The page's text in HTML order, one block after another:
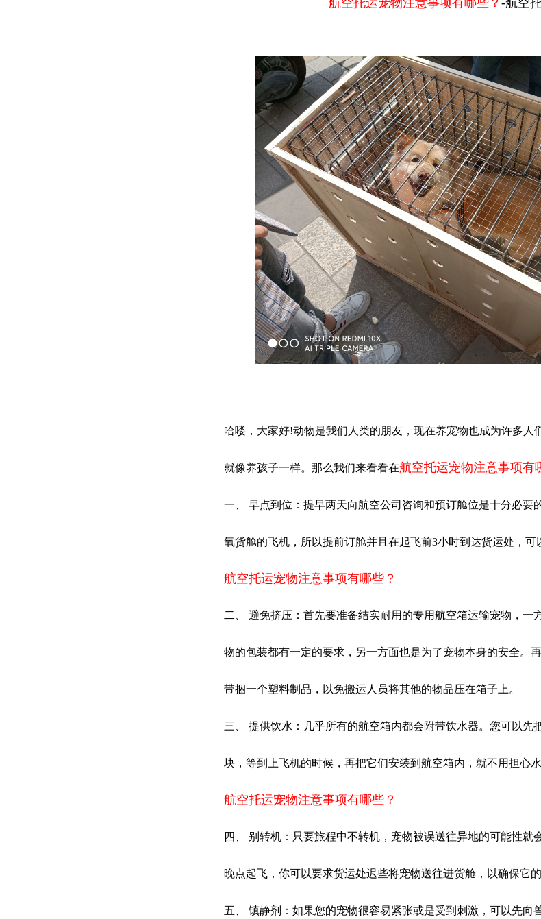
航空托运宠物注意事项有哪些？ -航空
哈喽，大家好!动物是我们人类的朋友，现在养宠物也成为许多人
就像养孩子一样。那么我们来看看在航空托运宠物注意事项有
一、 早点到位：提早两天向航空公司咨询和预订舱位是十分必要
氧货舱的飞机，所以提前订舱并且在起飞前3小时到达货运处，可
航空托运宠物注意事项有哪些？
二、 避免挤压：首先要准备结实耐用的专用航空箱运输宠物，一
物的包装都有一定的要求，另一方面也是为了宠物本身的安全。
带捆一个塑料制品，以免搬运人员将其他的物品压在箱子上。
三、 提供饮水：几乎所有的航空箱内都会附带饮水器。您可以先
块，等到上飞机的时候，再把它们安装到航空箱内，就不用担心
航空托运宠物注意事项有哪些？
四、 别转机：只要旅程中不转机，宠物被误送往异地的可能性就
晚点起飞，你可以要求货运处迟些将宠物送往进货舱，以确保它的
五、 镇静剂：如果您的宠物很容易紧张或是受到刺激，可以先向